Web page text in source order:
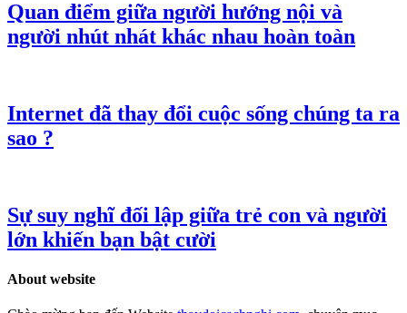
Quan điểm giữa người hướng nội và
người nhút nhát khác nhau hoàn toàn
Internet đã thay đổi cuộc sống chúng ta ra
sao ?
Sự suy nghĩ đối lập giữa trẻ con và người
lớn khiến bạn bật cười
About website